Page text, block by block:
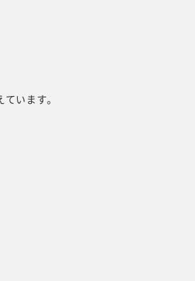
います。